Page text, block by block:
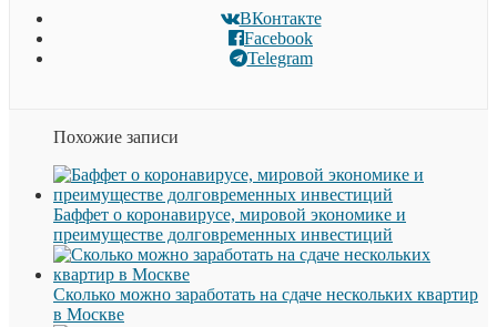
ВКонтакте
Facebook
Telegram
Похожие записи
Баффет о коронавирусе, мировой экономике и
преимуществе долговременных инвестиций
Сколько можно заработать на сдаче нескольких квартир
в Москве